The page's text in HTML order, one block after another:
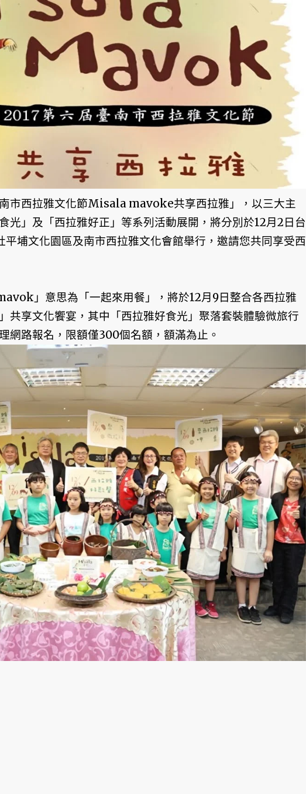
市西拉雅文化節Misala mavoke共享西拉雅」，以三大主
光」及「西拉雅好正」等系列活動展開，將分別於12月2日台
埔文化園區及南市西拉雅文化會館舉行，邀請您共同享受西
」意思為「一起來用餐」，將於12月9日整合各西拉雅
共享文化饗宴，其中「西拉雅好食光」聚落套裝體驗微旅行
網路報名，限額僅300個名額，額滿為止。